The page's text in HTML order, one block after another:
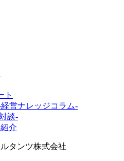
ト
営ナレッジコラム-
談-
介
タンツ株式会社